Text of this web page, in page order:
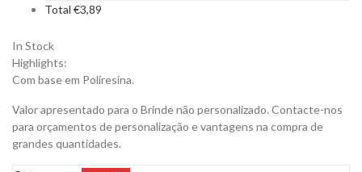
Total €3,89
In Stock
Highlights:
Com base em Poliresina.
Valor apresentado para o Brinde não personalizado. Contacte-nos
para orçamentos de personalização e vantagens na compra de
grandes quantidades.